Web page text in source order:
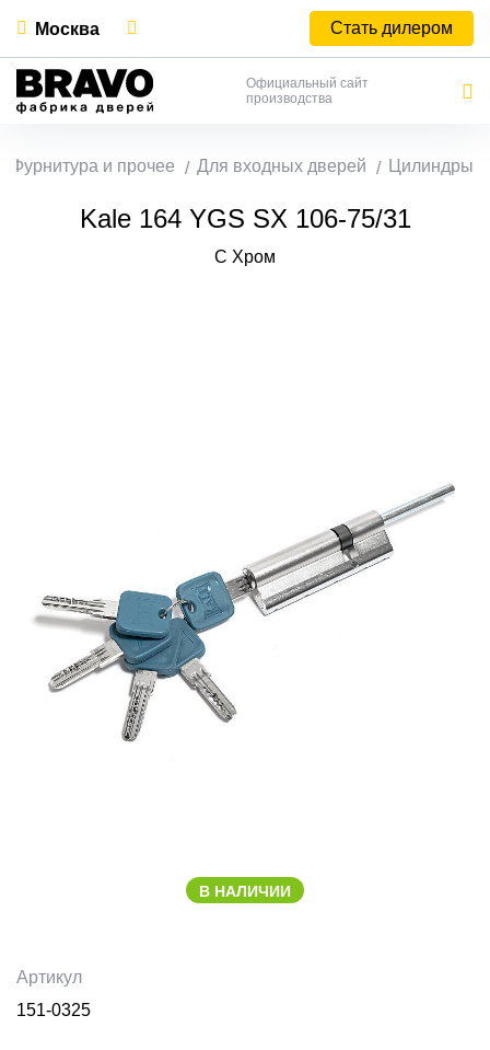
Москва Стать дилером
Официальный сайт
производства
Фурнитура и прочее Для входных дверей Цилиндры
Kale 164 YGS SX 106-75/31
C Хром
В НАЛИЧИИ
Артикул
151-0325